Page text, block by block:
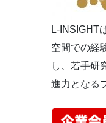
L-INSIGHT
空間での経
し、若手研
進力となる